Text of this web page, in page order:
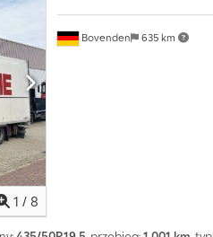
1 / 8
Bovenden 635 km